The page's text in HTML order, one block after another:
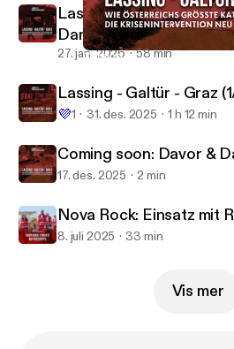
Coming soon: Davor & Danach
Lassing - Galtür - Graz
Danach
27. jan. 2026 58 min
Lassing - Galtür - Graz
💜1 31. des. 2025 1 h 12 min
Coming soon: Davor &
17. des. 2025 2 min
Nova Rock: Einsatz mit
8. juli 2025 33 min
Vis mer